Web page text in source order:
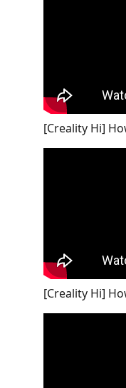
[Creality Hi]
[Creality Hi]